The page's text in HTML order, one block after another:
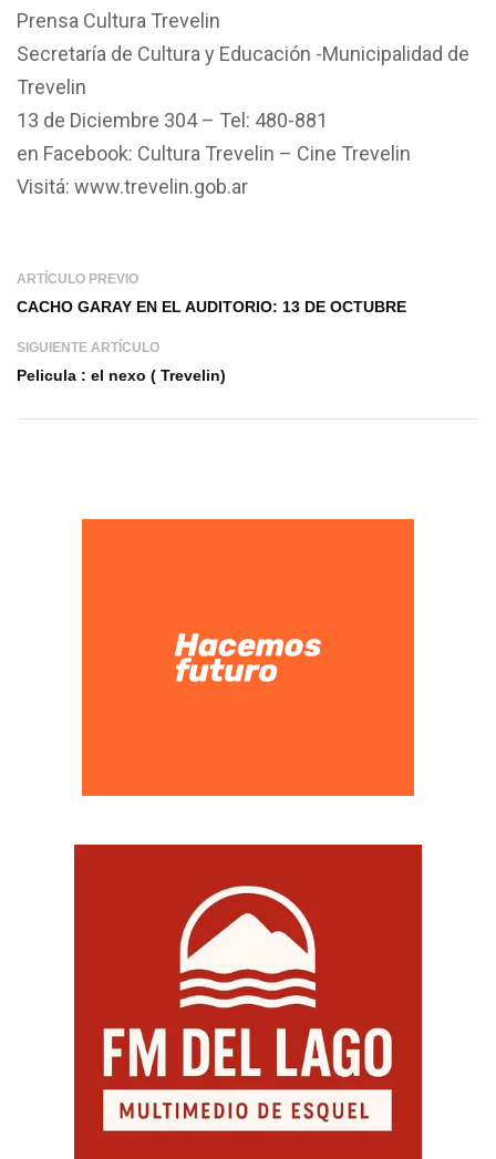
Prensa Cultura Trevelin
Secretaría de Cultura y Educación -Municipalidad de
Trevelin
13 de Diciembre 304 – Tel: 480-881
en Facebook: Cultura Trevelin – Cine Trevelin
Visitá: www.trevelin.gob.ar
ARTÍCULO PREVIO
CACHO GARAY EN EL AUDITORIO: 13 DE OCTUBRE
SIGUIENTE ARTÍCULO
Pelicula : el nexo ( Trevelin)